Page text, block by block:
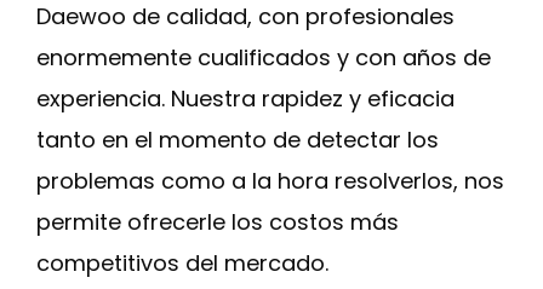
Daewoo de calidad, con profesionales
enormemente cualificados y con años de
experiencia. Nuestra rapidez y eficacia
tanto en el momento de detectar los
problemas como a la hora resolverlos, nos
permite ofrecerle los costos más
competitivos del mercado.